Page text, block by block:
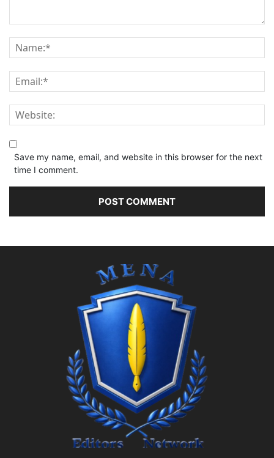
Save my name, email, and website in this browser for the next
time I comment.